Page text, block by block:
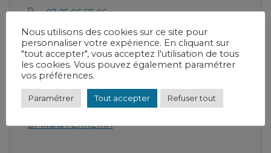
03 25 06 57 06
2ème étage - Bâtiment principal 26 Rue
Audiffred, La Porte-du-Der
Chef de service
Dr Maria FERREIRA
Nous utilisons des cookies sur ce site pour
personnaliser votre expérience. En cliquant sur
"tout accepter", vous acceptez l'utilisation de tous
les cookies. Vous pouvez également paramétrer
vos préférences.
Paramétrer Tout accepter Refuser tout